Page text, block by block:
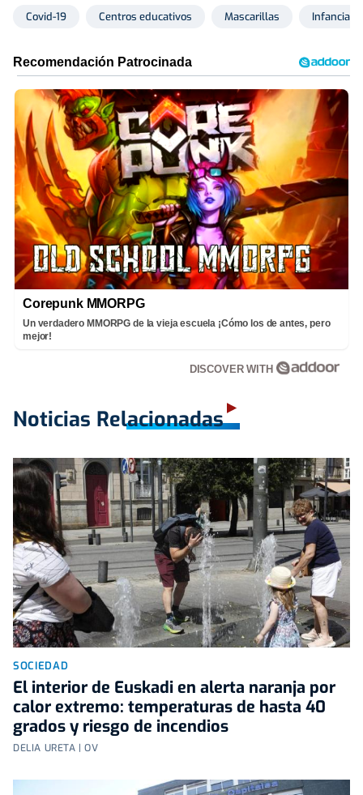
Covid-19 Centros educativos Mascarillas Infancia
Corepunk MMORPG
Un verdadero MMORPG de la vieja escuela ¡Cómo los de antes, pero
mejor!
DISCOVER WITH
Noticias Relacionadas
SOCIEDAD
El interior de Euskadi en alerta naranja por
calor extremo: temperaturas de hasta 40
grados y riesgo de incendios
DELIA URETA | OV